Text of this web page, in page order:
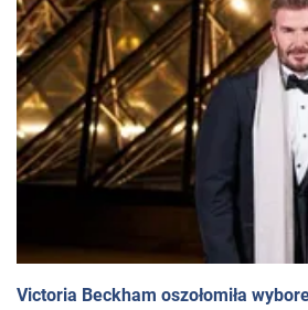
Victoria Beckham oszołomiła